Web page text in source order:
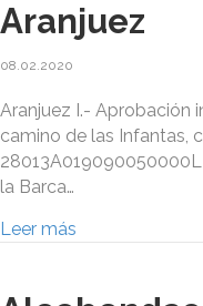
Aranjuez
08.02.2020
Aranjuez I.- Aprobación
camino de las Infantas,
la Barca…
Leer más